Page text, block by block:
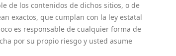
de los contenidos de dichos sitios, o de
exactos, que cumplan con la ley estatal
es responsable de cualquier forma de
por su propio riesgo y usted asume